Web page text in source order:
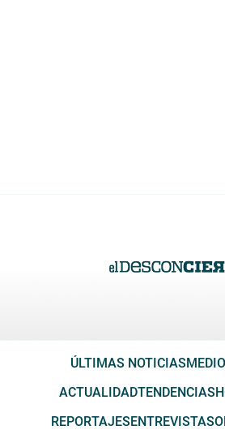
ÚLTIMAS NOTICIAS
ACTUALIDADTENDENCIAS
REPORTAJESENTREVISTAS